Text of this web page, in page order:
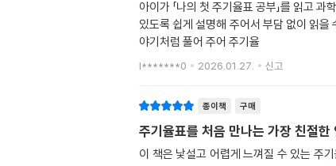
아이가 「나의 첫 주기율표 공부」를 읽고
있도록 쉽게 설명해 주어서 부담 없이 읽
야기처럼 풀어 주어 주기율
l*******0 2026.01.27. 신고
종이책 구매
주기율표를 처음 만나는 가장 친절한
이 책은 낯설고 어렵게 느껴질 수 있는 주